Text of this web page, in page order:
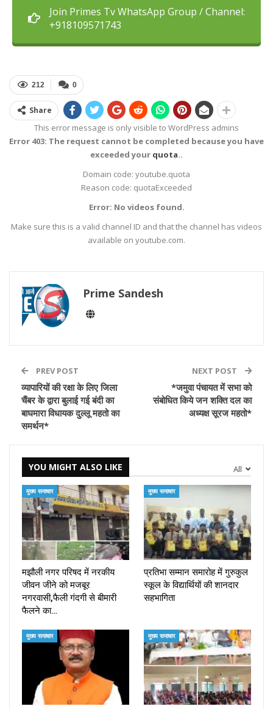
Join Primes Tv WhatsApp Group / Channel:
+918109571743
0
212
Share
This error message is only visible to WordPress admins
Error 403: The request cannot be completed because you have
exceeded your quota..
Domain code: youtube.quota
Reason code: quotaExceeded
Error: No videos found.
Make sure this is a valid channel ID and that the channel has videos
available on youtube.com.
Prime Sandesh
PREV POST
व्यापारियों की रक्षा के लिए जिला
चैंबर के द्वारा बुलाई गई बंदी का
बाघमारा विधायक दुल्लू महतो का
समर्थन*
NEXT POST
*जमुवा पंचायत में सभा को
संबोधित किये जन शक्ति दल का
अध्यक्ष सूरज महतो*
All
YOU MIGHT ALSO LIKE
मुख्य समाचार
मझौली नगर परिषद में नरकीय
जीवन जीने को मजबूर
नगरवासी,फैली गंदगी से बीमारी
फैलने का…
मुख्य समाचार
प्रतिभा सम्मान समारोह में गुरुकुल
स्कूल के विद्यार्थियों की शानदार
सहभागिता
मुख्य समाचार मुख्य समाचार